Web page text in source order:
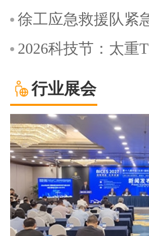
徐工应急救援队紧
2026科技节：太重
行业展会